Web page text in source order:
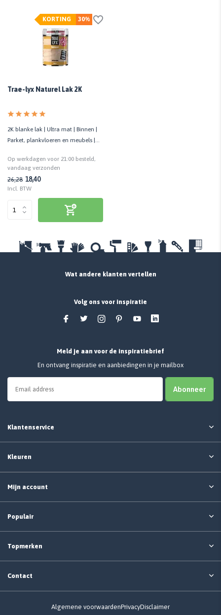
30%
KORTING
Trae-lyx Naturel Lak 2K
2K blanke lak | Ultra mat | Binnen |
Parket, plankvloeren en meubels |
Op werkdagen voor 21:00 besteld,
vandaag verzonden
26,28 18,40
Incl. BTW
Wat andere klanten vertellen
Volg ons voor inspiratie
Meld je aan voor de inspiratiebrief
En ontvang inspiratie en aanbiedingen in je mailbox
Abonneer
Klantenservice
Kleuren
Mijn account
Populair
Topmerken
Contact
Algemene voorwaardenPrivacyDisclaimer